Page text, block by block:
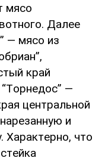
мяco
Дaлee
— мяco из
кpaй
—
цeнтpaльнoй
и
Хapaктepнo, чтo